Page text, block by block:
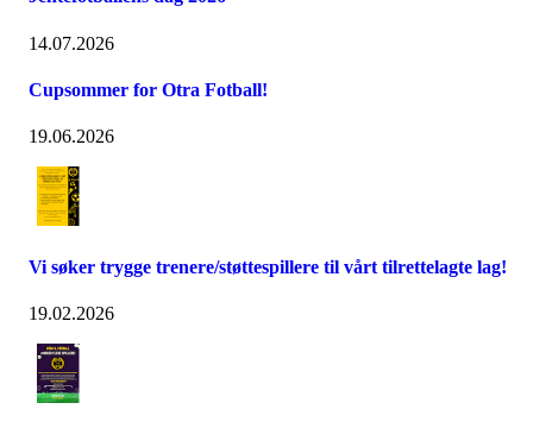
14.07.2026
Cupsommer for Otra Fotball!
19.06.2026
Vi søker trygge trenere/støttespillere til vårt tilrettelagte lag!
19.02.2026